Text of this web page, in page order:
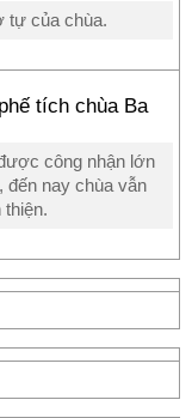
tự của chùa.
công nhận lớn
đến nay chùa vẫn
thiện.